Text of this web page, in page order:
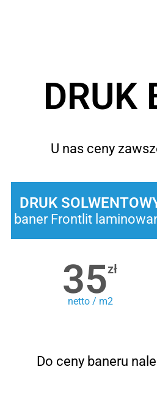
DRUK
U nas ceny
DRUK
baner Frontlit
35zł
netto / m2
Do ceny baneru